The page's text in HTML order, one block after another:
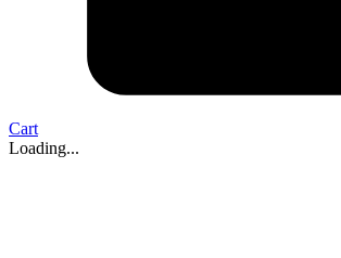
Cart
Loading...